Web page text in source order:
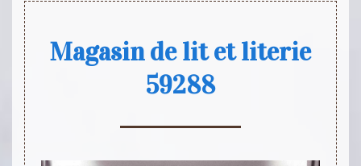
Magasin de lit et literie
59288